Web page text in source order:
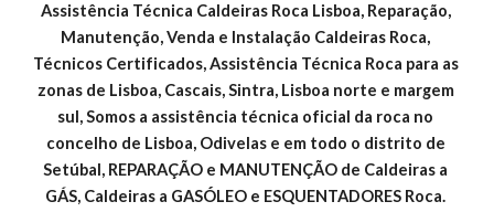
Assistência Técnica Caldeiras Roca Lisboa, Reparação,
Manutenção, Venda e Instalação Caldeiras Roca,
Técnicos Certificados, Assistência Técnica Roca para as
zonas de Lisboa, Cascais, Sintra, Lisboa norte e margem
sul, Somos a assistência técnica oficial da roca no
concelho de Lisboa, Odivelas e em todo o distrito de
Setúbal, REPARAÇÃO e MANUTENÇÃO de Caldeiras a
GÁS, Caldeiras a GASÓLEO e ESQUENTADORES Roca.